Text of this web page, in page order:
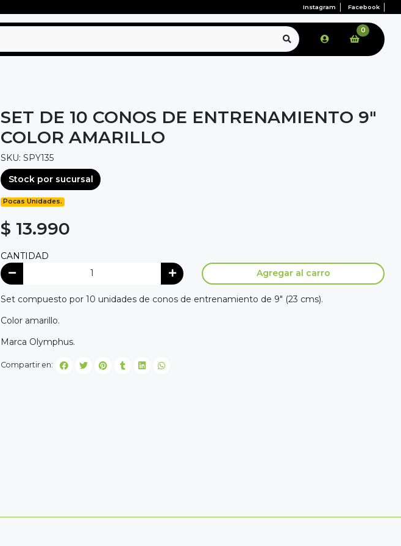
Instagram Facebook
0
SET DE 10 CONOS DE ENTRENAMIENTO 9"
COLOR AMARILLO
SKU: SPY135
Stock por sucursal
Pocas Unidades.
$ 13.990
CANTIDAD
Agregar al carro
Set compuesto por 10 unidades de conos de entrenamiento de 9" (23 cms).
Color amarillo.
Marca Olymphus.
Compartir en: